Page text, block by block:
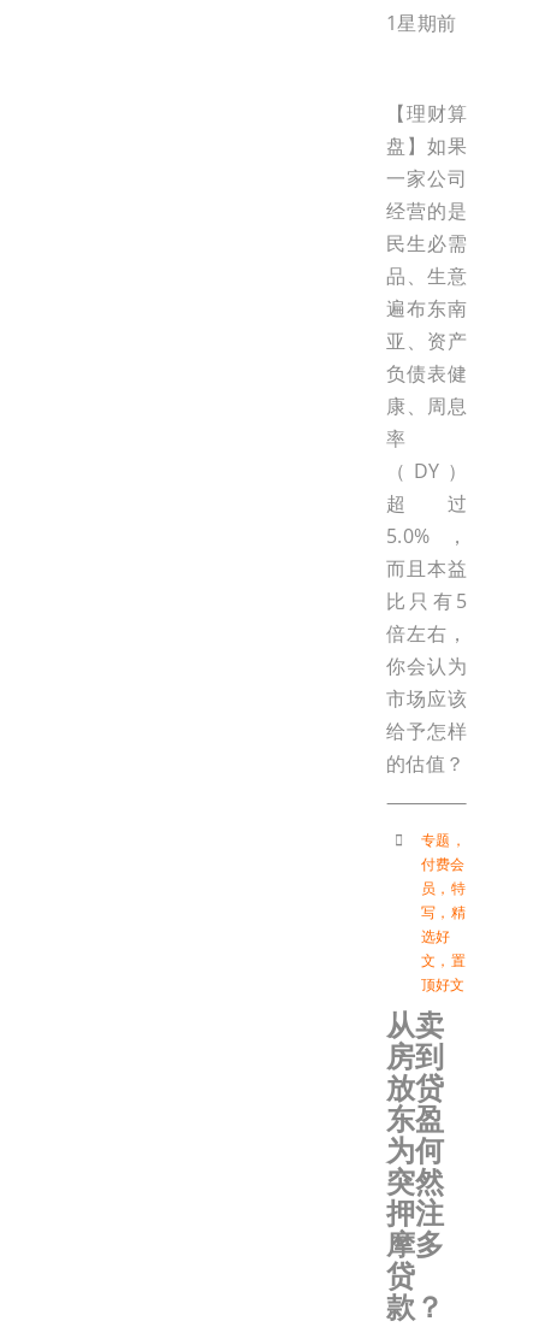
1星期前
【理财算
盘】如果
一家公司
经营的是
民生必需
品、生意
遍布东南
亚、资产
负债表健
康、周息
率
（DY）
超过
5.0%，
而且本益
比只有5
倍左右，
你会认为
市场应该
给予怎样
的估值？
专题 ，
付费会
员 ， 特
写 ， 精
选好
文 ， 置
顶好文
从卖
房到
放贷
东盈
为何
突然
押注
摩多
贷
款？